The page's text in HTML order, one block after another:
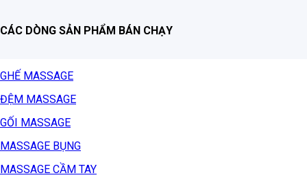
CÁC DÒNG SẢN PHẨM BÁN CHẠY
GHẾ MASSAGE
ĐỆM MASSAGE
GỐI MASSAGE
MASSAGE BỤNG
MASSAGE CẦM TAY